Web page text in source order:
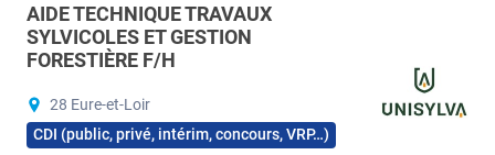
AIDE TECHNIQUE TRAVAUX
SYLVICOLES ET GESTION
FORESTIÈRE F/H
28 Eure-et-Loir
CDI (public, privé, intérim, concours, VRP…)